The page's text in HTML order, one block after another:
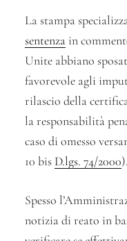
La stampa
sentenza in
Unite abbiano
favorevole agli
rilascio della
la responsabilità
caso di omesso
10 bis D.lgs. 74/2000).
Spesso
notizia di reato in